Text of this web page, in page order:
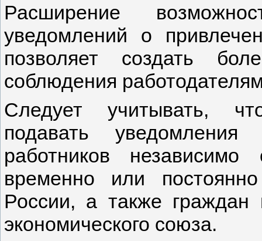
Расширение
уведомлений о
позволяет создать
соблюдения
Следует учитывать,
подавать
работников
временно или
России, а также граждан
экономического союза.